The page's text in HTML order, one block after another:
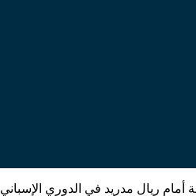
ريال مدريد في الدوري الإسباني